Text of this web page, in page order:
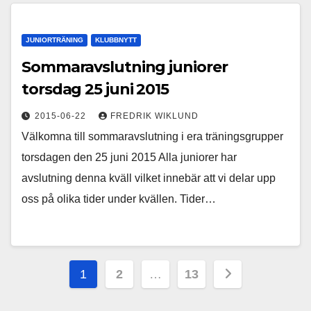
JUNIORTRÄNING KLUBBNYTT
Sommaravslutning juniorer
torsdag 25 juni 2015
2015-06-22 FREDRIK WIKLUND
Välkomna till sommaravslutning i era träningsgrupper
torsdagen den 25 juni 2015 Alla juniorer har
avslutning denna kväll vilket innebär att vi delar upp
oss på olika tider under kvällen. Tider…
Sidnumrering
1 2 … 13